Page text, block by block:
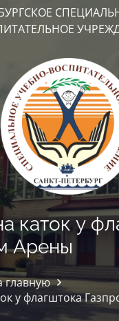
каток у
Арены
главную
у флагштока